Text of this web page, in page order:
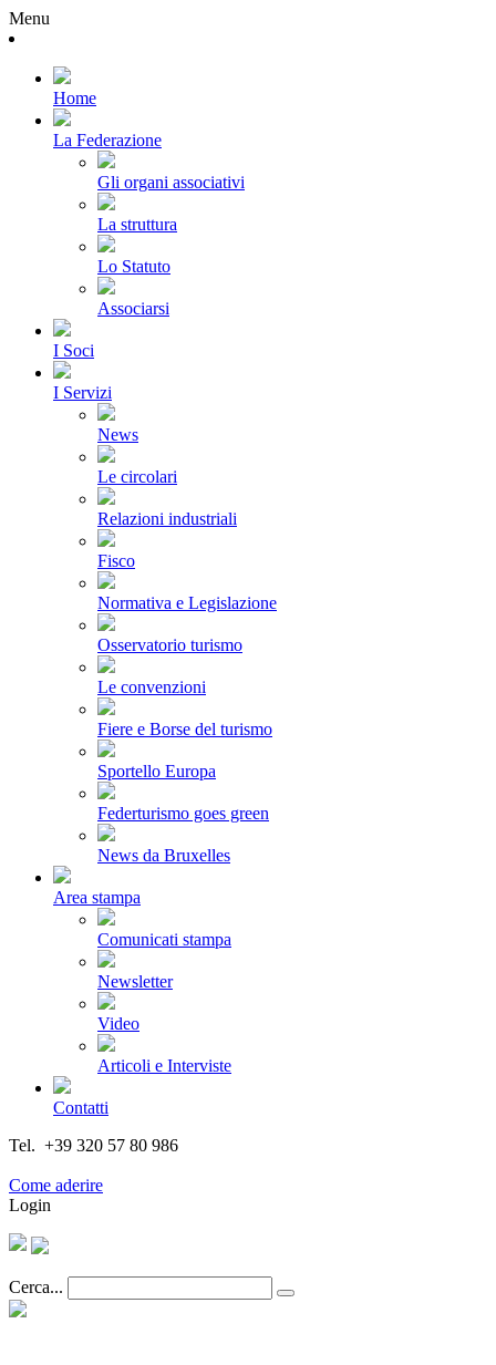
Menu
Home
La Federazione
Gli organi associativi
La struttura
Lo Statuto
Associarsi
I Soci
I Servizi
News
Le circolari
Relazioni industriali
Fisco
Normativa e Legislazione
Osservatorio turismo
Le convenzioni
Fiere e Borse del turismo
Sportello Europa
Federturismo goes green
News da Bruxelles
Area stampa
Comunicati stampa
Newsletter
Video
Articoli e Interviste
Contatti
Tel. +39 320 57 80 986
Come aderire
Login
Cerca...